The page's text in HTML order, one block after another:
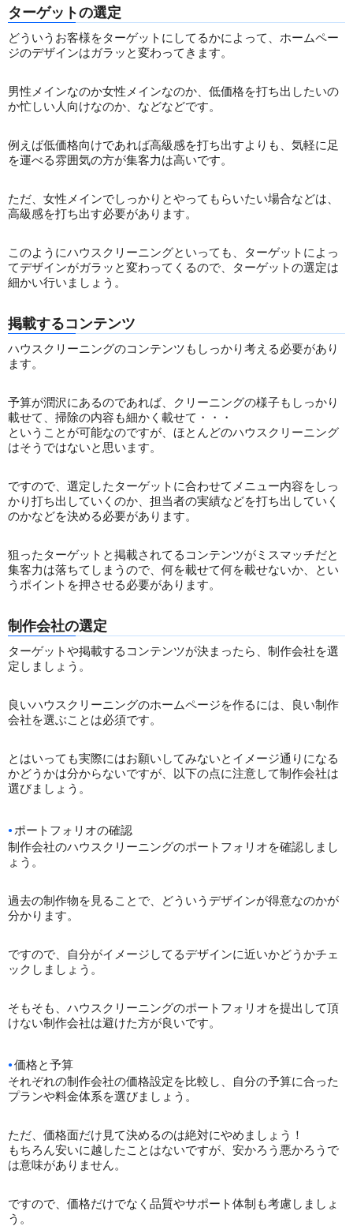
ターゲットの選定
どういうお客様をターゲットにしてるかによって、ホームペー
ジのデザインはガラッと変わってきます。
男性メインなのか女性メインなのか、低価格を打ち出したいの
か忙しい人向けなのか、などなどです。
例えば低価格向けであれば高級感を打ち出すよりも、気軽に足
を運べる雰囲気の方が集客力は高いです。
ただ、女性メインでしっかりとやってもらいたい場合などは、
高級感を打ち出す必要があります。
このようにハウスクリーニングといっても、ターゲットによっ
てデザインがガラッと変わってくるので、ターゲットの選定は
細かい行いましょう。
掲載するコンテンツ
ハウスクリーニングのコンテンツもしっかり考える必要があり
ます。
予算が潤沢にあるのであれば、クリーニングの様子もしっかり
載せて、掃除の内容も細かく載せて・・・
ということが可能なのですが、ほとんどのハウスクリーニング
はそうではないと思います。
ですので、選定したターゲットに合わせてメニュー内容をしっ
かり打ち出していくのか、担当者の実績などを打ち出していく
のかなどを決める必要があります。
狙ったターゲットと掲載されてるコンテンツがミスマッチだと
集客力は落ちてしまうので、何を載せて何を載せないか、とい
うポイントを押させる必要があります。
制作会社の選定
ターゲットや掲載するコンテンツが決まったら、制作会社を選
定しましょう。
良いハウスクリーニングのホームページを作るには、良い制作
会社を選ぶことは必須です。
とはいっても実際にはお願いしてみないとイメージ通りになる
かどうかは分からないですが、以下の点に注意して制作会社は
選びましょう。
ポートフォリオの確認
制作会社のハウスクリーニングのポートフォリオを確認しまし
ょう。
過去の制作物を見ることで、どういうデザインが得意なのかが
分かります。
ですので、自分がイメージしてるデザインに近いかどうかチェ
ックしましょう。
そもそも、ハウスクリーニングのポートフォリオを提出して頂
けない制作会社は避けた方が良いです。
価格と予算
それぞれの制作会社の価格設定を比較し、自分の予算に合った
プランや料金体系を選びましょう。
ただ、価格面だけ見て決めるのは絶対にやめましょう！
もちろん安いに越したことはないですが、安かろう悪かろうで
は意味がありません。
ですので、価格だけでなく品質やサポート体制も考慮しましょ
う。